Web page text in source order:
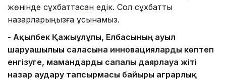
жөнінде сұхбаттасқан едік. Сол сұхбатты
назарларыңызға ұсынамыз.
- Ақылбек Қажығұлұлы, Елбасының ауыл
шаруашылығы саласына инновацияларды көптеп
енгізуге, мамандарды сапалы даярлауға жіті
назар аудару тапсырмасы байырғы аграрлық